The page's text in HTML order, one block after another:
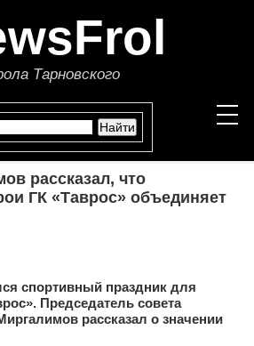
Тарновского
НОВОСТИ
ЭКОНОМИКА
рассказал, что
ГК «Таврос» объединяет
спортивный праздник для
Председатель совета
рассказал о значении